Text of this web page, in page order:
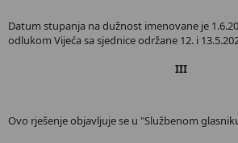
Datum stupanja na dužnost imenovane je
odlukom Vijeća sa sjednice održane 12. i
III
Ovo rješenje objavljuje se u "Službenom